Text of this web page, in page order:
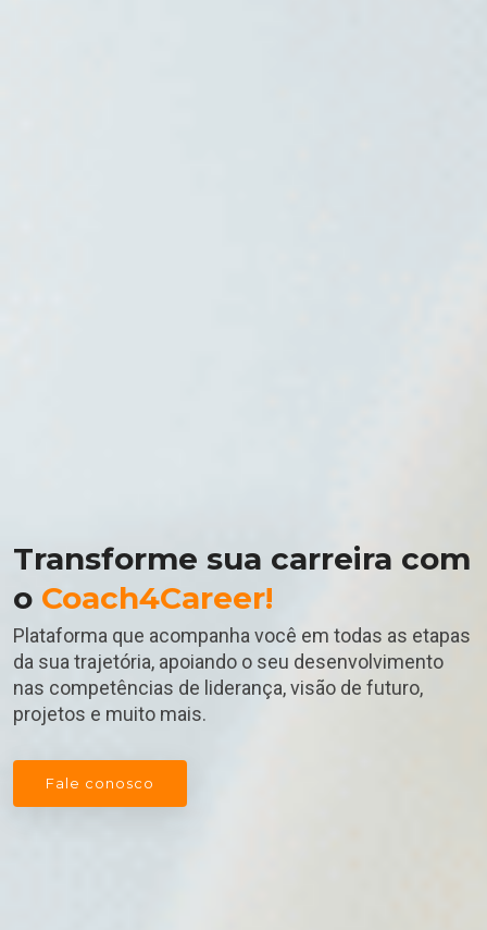
Transforme sua carreira com
o Coach4Career!
Plataforma que acompanha você em todas as etapas
da sua trajetória, apoiando o seu desenvolvimento
nas competências de liderança, visão de futuro,
projetos e muito mais.
Fale conosco